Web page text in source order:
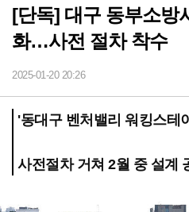
[단독] 대구 동부소방
화…사전 절차 착수
2025-01-20 20:26
'동대구 벤처밸리 워킹스테
사전절차 거쳐 2월 중 설계